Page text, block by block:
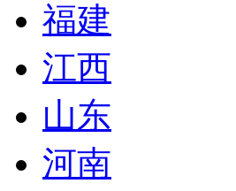
福建
江西
山东
河南